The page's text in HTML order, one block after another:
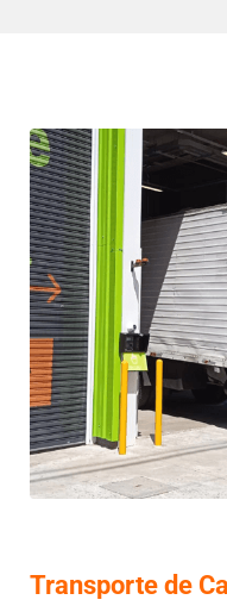
Transporte de